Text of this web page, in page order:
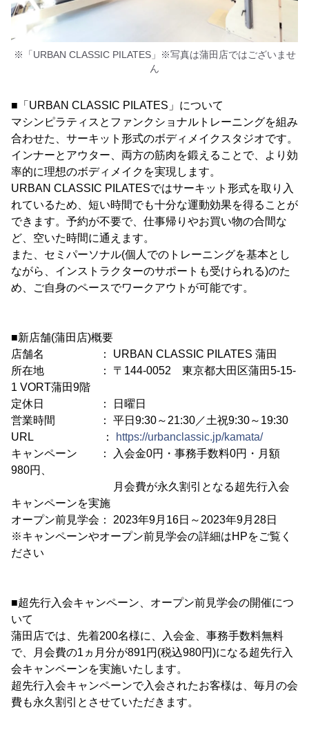
※「URBAN CLASSIC PILATES」※写真は蒲田店ではございませ
ん
■「URBAN CLASSIC PILATES」について
マシンピラティスとファンクショナルトレーニングを組み
合わせた、サーキット形式のボディメイクスタジオです。
インナーとアウター、両方の筋肉を鍛えることで、より効
率的に理想のボディメイクを実現します。
URBAN CLASSIC PILATESではサーキット形式を取り入
れているため、短い時間でも十分な運動効果を得ることが
できます。予約が不要で、仕事帰りやお買い物の合間な
ど、空いた時間に通えます。
また、セミパーソナル(個人でのトレーニングを基本とし
ながら、インストラクターのサポートも受けられる)のた
め、ご自身のペースでワークアウトが可能です。
■新店舗(蒲田店)概要
店舗名 ： URBAN CLASSIC PILATES 蒲田
所在地 ： 〒144-0052 東京都大田区蒲田5-15-
1 VORT蒲田9階
定休日 ： 日曜日
営業時間 ： 平日9:30～21:30／土祝9:30～19:30
URL ：
https://urbanclassic.jp/kamata/
キャンペーン ： 入会金0円・事務手数料0円・月額
980円、
月会費が永久割引となる超先行入会
キャンペーンを実施
オープン前見学会： 2023年9月16日～2023年9月28日
※キャンペーンやオープン前見学会の詳細はHPをご覧く
ださい
■超先行入会キャンペーン、オープン前見学会の開催につ
いて
蒲田店では、先着200名様に、入会金、事務手数料無料
で、月会費の1ヵ月分が891円(税込980円)になる超先行入
会キャンペーンを実施いたします。
超先行入会キャンペーンで入会されたお客様は、毎月の会
費も永久割引とさせていただきます。